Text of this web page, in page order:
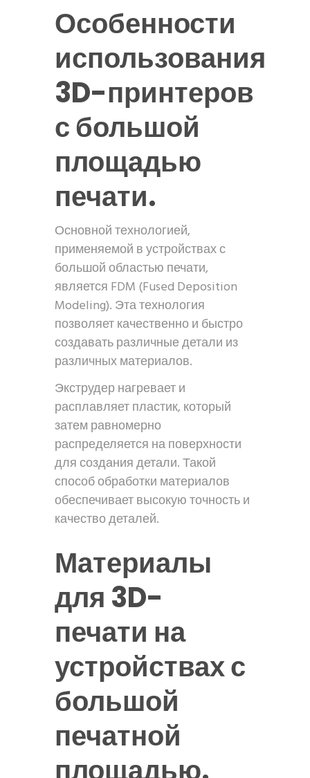
Особенности
использования
3D-принтеров
с большой
площадью
печати.
Основной технологией,
применяемой в устройствах с
большой областью печати,
является FDM (Fused Deposition
Modeling). Эта технология
позволяет качественно и быстро
создавать различные детали из
различных материалов.
Экструдер нагревает и
расплавляет пластик, который
затем равномерно
распределяется на поверхности
для создания детали. Такой
способ обработки материалов
обеспечивает высокую точность и
качество деталей.
Материалы
для 3D-
печати на
устройствах с
большой
печатной